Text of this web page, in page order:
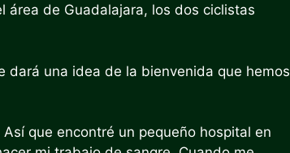
área de Guadalajara, los dos ciclistas
dará una idea de la bienvenida que hemos
que encontré un pequeño hospital en